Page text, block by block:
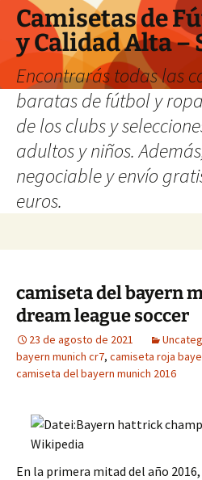
Camisetas de
y Calidad Alta –
Encontrarás todas las
baratas de fútbol y
de los clubs y
adultos y niños.
negociable y envío
euros.
camiseta del bayern
dream league soccer
23 de agosto de 2021
bayern munich cr7, camiseta roja
camiseta del bayern munich 2016
En la primera mitad del año